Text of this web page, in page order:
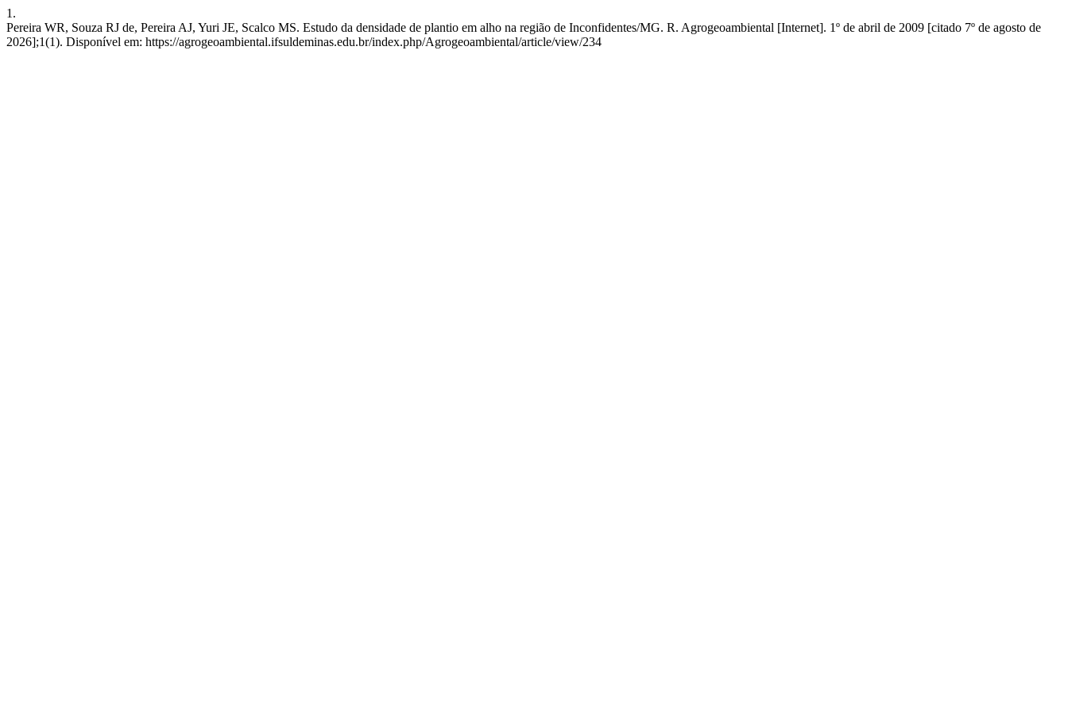
1.
Pereira WR, Souza RJ de, Pereira AJ, Yuri JE, Scalco MS. Estudo da densidade de plantio em alho na região de Inconfidentes/MG. R. Agrogeoambiental [Internet]. 1º de abril de 2009 [citado 7º de agosto de
2026];1(1). Disponível em: https://agrogeoambiental.ifsuldeminas.edu.br/index.php/Agrogeoambiental/article/view/234